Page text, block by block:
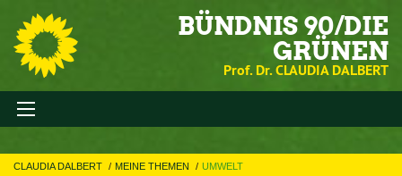
BÜNDNIS 90/DIE
GRÜNEN
Prof. Dr. CLAUDIA DALBERT
CLAUDIA DALBERT MEINE THEMEN UMWELT